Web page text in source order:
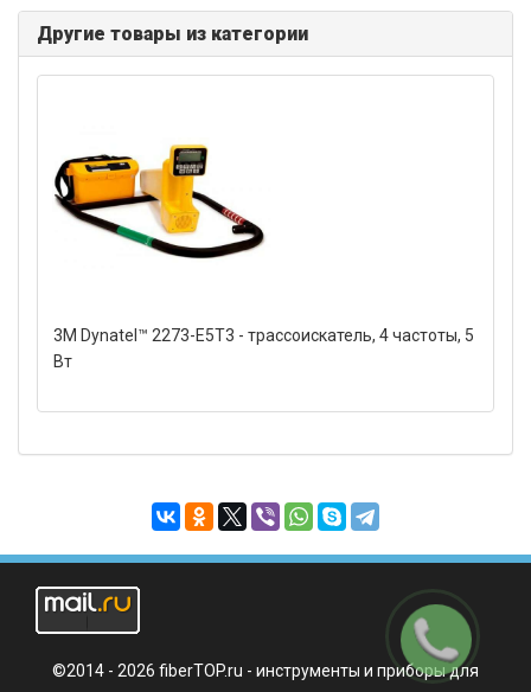
Другие товары из категории
3M Dynatel™ 2273-Е5Т3 - трассоискатель, 4 частоты, 5
Вт
©2014 - 2026 fiberTOP.ru - инструменты и приборы для
Заказать
звонок